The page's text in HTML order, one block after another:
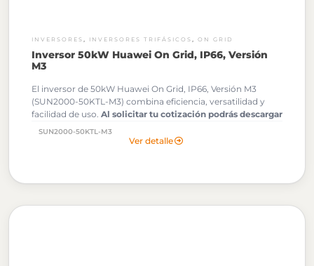
INVERSORES INVERSORES TRIFÁSICOS ON GRID
Inversor 50kW Huawei On Grid, IP66, Versión
M3
El inversor de 50kW Huawei On Grid, IP66, Versión M3
(SUN2000-50KTL-M3) combina eficiencia, versatilidad y
facilidad de uso. Al solicitar tu cotización podrás descargar
SUN2000-50KTL-M3
Ver detalle